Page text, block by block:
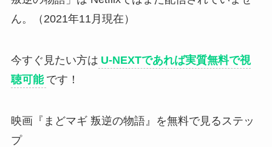
ん。（2021年11月現在）
今すぐ見たい方は U-NEXTであれば実質無料で視
聴可能 です！
映画『まどマギ 叛逆の物語』を無料で見るステッ
プ